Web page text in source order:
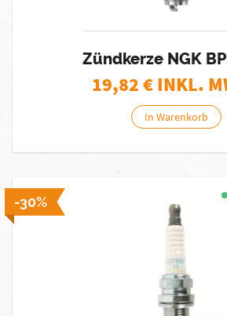
Zündkerze NGK
19,82€ INKL.
In Warenkorb
-30%